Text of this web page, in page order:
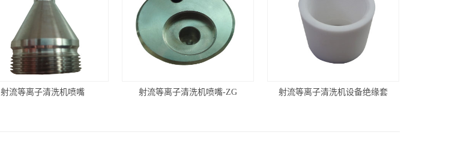
射流等离子清洗机喷嘴 射流等离子清洗机喷嘴-ZG 射流等离子清洗机设备绝缘套